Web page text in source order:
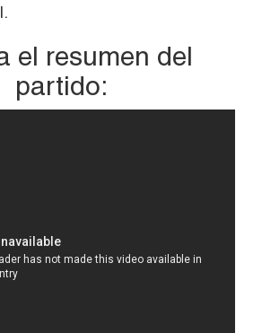
el resumen del
partido: